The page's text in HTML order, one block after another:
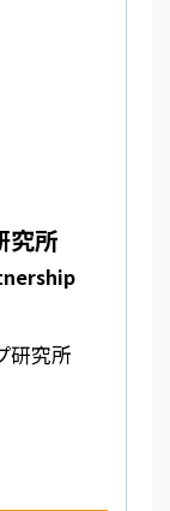
究所
研究所